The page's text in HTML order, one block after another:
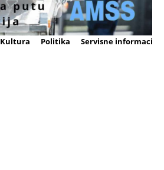
Kultura Politika Servisne informacije